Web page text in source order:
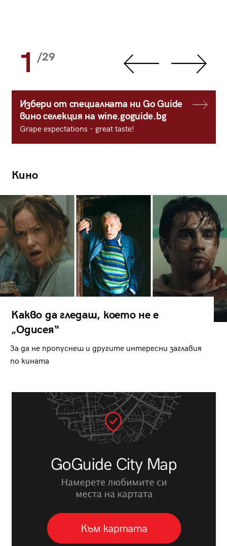
1 /29
Избери от специалната ни Go Guide
вино селекция на wine.goguide.bg
Grape expectations - great taste!
Кино
Какво да гледаш, което не е
„Одисея“
За да не пропуснеш и другите интересни заглавия
по кината